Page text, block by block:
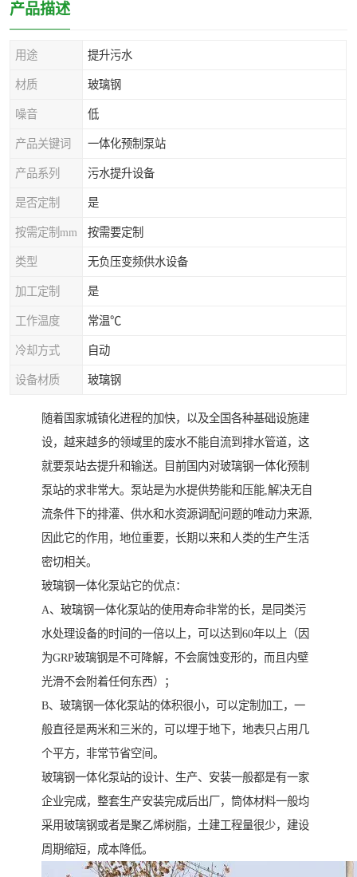
产品描述
用途 提升污水
材质 玻璃钢
噪音 低
产品关键词 一体化预制泵站
产品系列 污水提升设备
是否定制 是
按需定制mm 按需要定制
类型 无负压变频供水设备
加工定制 是
工作温度 常温℃
冷却方式 自动
设备材质 玻璃钢
随着国家城镇化进程的加快，以及全国各种基础设施建
设，越来越多的领域里的废水不能自流到排水管道，这
就要泵站去提升和输送。目前国内对玻璃钢一体化预制
泵站的求非常大。泵站是为水提供势能和压能,解决无自
流条件下的排灌、供水和水资源调配问题的唯动力来源,
因此它的作用，地位重要，长期以来和人类的生产生活
密切相关。
玻璃钢一体化泵站它的优点：
A、玻璃钢一体化泵站的使用寿命非常的长，是同类污
水处理设备的时间的一倍以上，可以达到60年以上（因
为GRP玻璃钢是不可降解，不会腐蚀变形的，而且内壁
光滑不会附着任何东西）；
B、玻璃钢一体化泵站的体积很小，可以定制加工，一
般直径是两米和三米的，可以埋于地下，地表只占用几
个平方，非常节省空间。
玻璃钢一体化泵站的设计、生产、安装一般都是有一家
企业完成，整套生产安装完成后出厂，筒体材料一般均
采用玻璃钢或者是聚乙烯树脂，土建工程量很少，建设
周期缩短，成本降低。